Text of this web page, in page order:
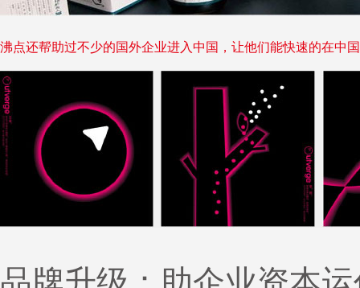
沸点还帮助过不少的国外企业进入中国，让他们能快速的在中